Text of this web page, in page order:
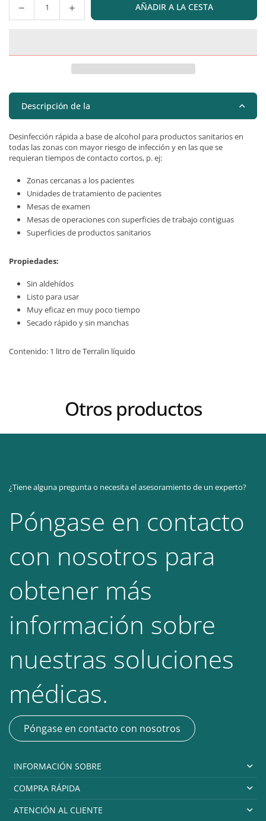
Cantidad AÑADIR A LA CESTA
Descripción de la
Desinfección rápida a base de alcohol para productos sanitarios en
todas las zonas con mayor riesgo de infección y en las que se
requieran tiempos de contacto cortos, p. ej:
Zonas cercanas a los pacientes
Unidades de tratamiento de pacientes
Mesas de examen
Mesas de operaciones con superficies de trabajo contiguas
Superficies de productos sanitarios
Propiedades:
Sin aldehídos
Listo para usar
Muy eficaz en muy poco tiempo
Secado rápido y sin manchas
Contenido: 1 litro de Terralin líquido
Otros productos
¿Tiene alguna pregunta o necesita el asesoramiento de un experto?
Póngase en contacto
con nosotros para
obtener más
información sobre
nuestras soluciones
médicas.
Póngase en contacto con nosotros
INFORMACIÓN SOBRE
COMPRA RÁPIDA
ATENCIÓN AL CLIENTE